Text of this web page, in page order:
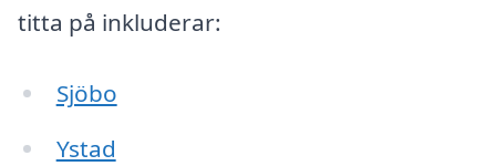
titta på inkluderar:
Sjöbo
Ystad